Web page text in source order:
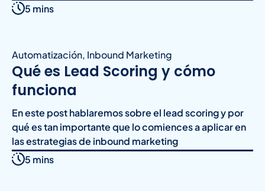
5 mins
Automatización, Inbound Marketing
Qué es Lead Scoring y cómo
funciona
En este post hablaremos sobre el lead scoring y por
qué es tan importante que lo comiences a aplicar en
las estrategias de inbound marketing
5 mins